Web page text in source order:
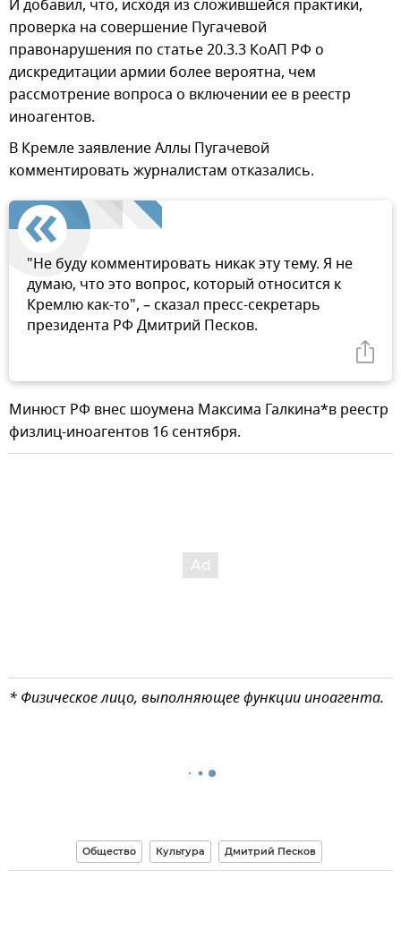
И добавил, что, исходя из сложившейся практики,
проверка на совершение Пугачевой
правонарушения по статье 20.3.3 КоАП РФ о
дискредитации армии более вероятна, чем
рассмотрение вопроса о включении ее в реестр
иноагентов.
В Кремле заявление Аллы Пугачевой
комментировать журналистам отказались.
"Не буду комментировать никак эту тему. Я не
думаю, что это вопрос, который относится к
Кремлю как-то", – сказал пресс-секретарь
президента РФ Дмитрий Песков.
Минюст РФ внес шоумена Максима Галкина*в реестр
физлиц-иноагентов 16 сентября.
* Физическое лицо, выполняющее функции иноагента.
Общество Культура Дмитрий Песков